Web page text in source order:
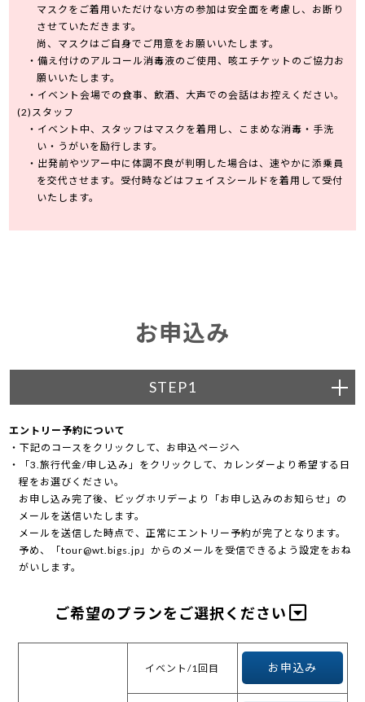
マスクをご着用いただけない方の参加は安全面を考慮し、お断り
させていただきます。
尚、マスクはご自身でご用意をお願いいたします。
備え付けのアルコール消毒液のご使用、咳エチケットのご協力お
願いいたします。
イベント会場での食事、飲酒、大声での会話はお控えください。
スタッフ
イベント中、スタッフはマスクを着用し、こまめな消毒・手洗
い・うがいを励行します。
出発前やツアー中に体調不良が判明した場合は、速やかに添乗員
を交代させます。受付時などはフェイスシールドを着用して受付
いたします。
お申込み
STEP1
エントリー予約について
下記のコースをクリックして、お申込ページへ
「3.旅行代金/申し込み」をクリックして、カレンダーより希望する日
程をお選びください。
お申し込み完了後、ビッグホリデーより「お申し込みのお知らせ」の
メールを送信いたします。
メールを送信した時点で、正常にエントリー予約が完了となります。
予め、「tour@wt.bigs.jp」からのメールを受信できるよう設定をおね
がいします。
ご希望のプランをご選択ください
イベント/1回目 お申込み